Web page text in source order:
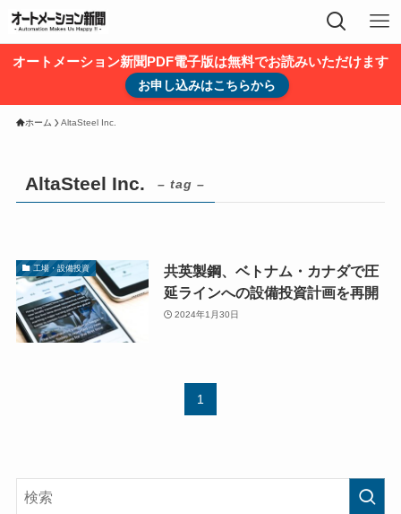
オートメーション新聞PDF電子版は無料でお読みいただけます
お申し込みはこちらから
ホーム AltaSteel Inc.
AltaSteel Inc. – tag –
工場・設備投資
共英製鋼、ベトナム・カナダで圧
延ラインへの設備投資計画を再開
2024年1月30日
1